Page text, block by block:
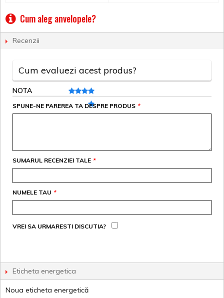
Cum aleg anvelopele?
Recenzii
Cum evaluezi acest produs?
NOTA
*
SPUNE-NE PAREREA TA DESPRE PRODUS
*
SUMARUL RECENZIEI TALE
*
NUMELE TAU
VREI SA URMARESTI DISCUTIA?
Eticheta energetica
Noua eticheta energetică